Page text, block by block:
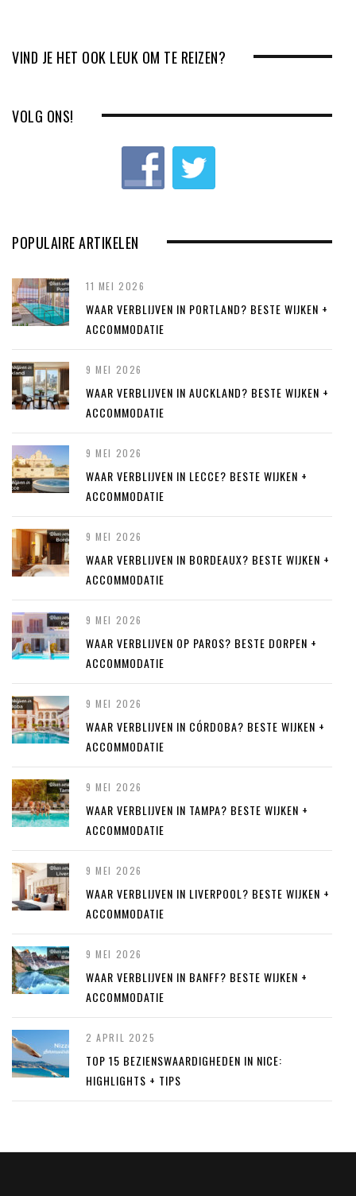
v
o
t
VIND JE HET OOK LEUK OM TE REIZEN?
VOLG ONS!
POPULAIRE ARTIKELEN
11 MEI 2026
WAAR VERBLIJVEN IN PORTLAND? BESTE WIJKEN +
ACCOMMODATIE
9 MEI 2026
WAAR VERBLIJVEN IN AUCKLAND? BESTE WIJKEN +
ACCOMMODATIE
9 MEI 2026
WAAR VERBLIJVEN IN LECCE? BESTE WIJKEN +
ACCOMMODATIE
9 MEI 2026
WAAR VERBLIJVEN IN BORDEAUX? BESTE WIJKEN +
ACCOMMODATIE
9 MEI 2026
WAAR VERBLIJVEN OP PAROS? BESTE DORPEN +
ACCOMMODATIE
9 MEI 2026
WAAR VERBLIJVEN IN CÓRDOBA? BESTE WIJKEN +
ACCOMMODATIE
9 MEI 2026
WAAR VERBLIJVEN IN TAMPA? BESTE WIJKEN +
ACCOMMODATIE
9 MEI 2026
WAAR VERBLIJVEN IN LIVERPOOL? BESTE WIJKEN +
ACCOMMODATIE
9 MEI 2026
WAAR VERBLIJVEN IN BANFF? BESTE WIJKEN +
ACCOMMODATIE
2 APRIL 2025
TOP 15 BEZIENSWAARDIGHEDEN IN NICE:
HIGHLIGHTS + TIPS